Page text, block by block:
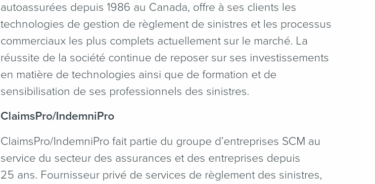
autoassurées depuis 1986 au Canada, offre à ses clients les
technologies de gestion de règlement de sinistres et les processus
commerciaux les plus complets actuellement sur le marché. La
réussite de la société continue de reposer sur ses investissements
en matière de technologies ainsi que de formation et de
sensibilisation de ses professionnels des sinistres.
ClaimsPro/IndemniPro
ClaimsPro/IndemniPro fait partie du groupe d’entreprises SCM au
service du secteur des assurances et des entreprises depuis
25 ans. Fournisseur privé de services de règlement des sinistres,